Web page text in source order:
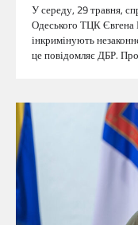
У середу, 29 травня,
Одеського ТЦК
інкримінують
це повідомляє ДБР.